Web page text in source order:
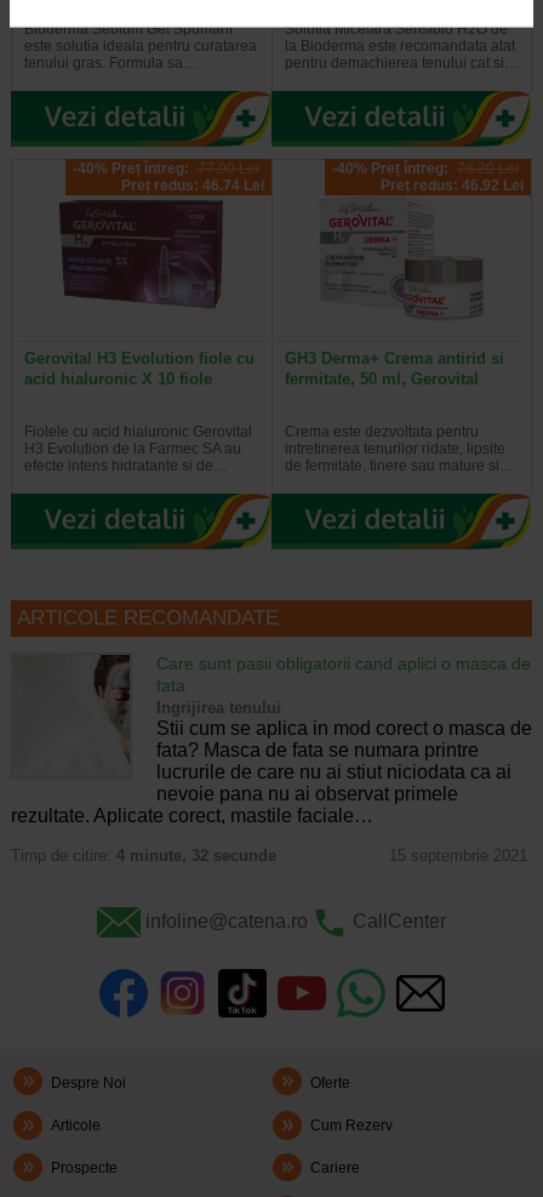
Bioderma Sebium Gel Spumant
este solutia ideala pentru curatarea
tenului gras. Formula sa…
Solutia Micelara Sensibio H2O de
la Bioderma este recomandata atat
pentru demachierea tenului cat si…
-40% Preț întreg: 77.90 Lei
Preț redus: 46.74 Lei
Gerovital H3 Evolution fiole cu
acid hialuronic X 10 fiole
Fiolele cu acid hialuronic Gerovital
H3 Evolution de la Farmec SA au
efecte intens hidratante si de…
-40% Preț întreg: 78.20 Lei
Preț redus: 46.92 Lei
GH3 Derma+ Crema antirid si
fermitate, 50 ml, Gerovital
Crema este dezvoltata pentru
intretinerea tenurilor ridate, lipsite
de fermitate, tinere sau mature si…
ARTICOLE RECOMANDATE
Care sunt pasii obligatorii cand aplici o masca de
fata
Ingrijirea tenului
Stii cum se aplica in mod corect o masca de
fata? Masca de fata se numara printre
lucrurile de care nu ai stiut niciodata ca ai
nevoie pana nu ai observat primele
rezultate. Aplicate corect, mastile faciale…
Timp de citire: 4 minute, 32 secunde 15 septembrie 2021
infoline@catena.ro CallCenter
Despre Noi Oferte
Articole Cum Rezerv
Prospecte Cariere